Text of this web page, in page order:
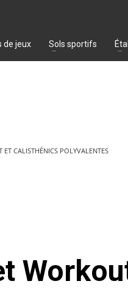
de jeux Sols sportifs
ET CALISTHÉNICS POLYVALENTES